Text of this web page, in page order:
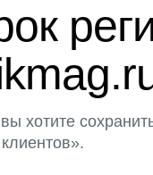
хотите